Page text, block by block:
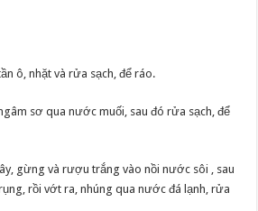
ô, nhặt và rửa sạch, để ráo.
sơ qua nước muối, sau đó rửa sạch, để
gừng và rượu trắng vào nồi nước sôi , sau
rồi vớt ra, nhúng qua nước đá lạnh, rửa